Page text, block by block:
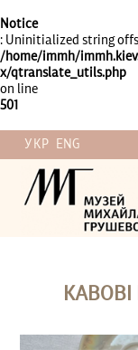
Notice
: Uninitialized string
/home/immh/
x/qtranslate_utils.php
on line
501
УКР ENG